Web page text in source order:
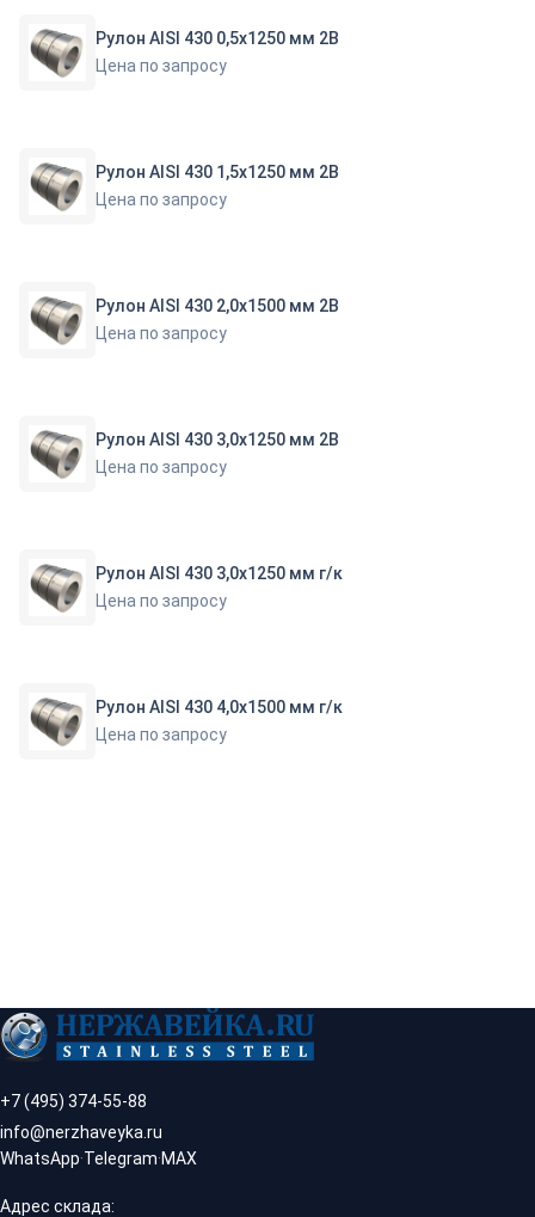
Рулон AISI 430 0,5х1250 мм 2В
Цена по запросу
Рулон AISI 430 1,5х1250 мм 2В
Цена по запросу
Рулон AISI 430 2,0х1500 мм 2В
Цена по запросу
Рулон AISI 430 3,0х1250 мм 2В
Цена по запросу
Рулон AISI 430 3,0х1250 мм г/к
Цена по запросу
Рулон AISI 430 4,0х1500 мм г/к
Цена по запросу
+7 (495) 374-55-88
info@nerzhaveyka.ru
WhatsApp·Telegram·MAX
Адрес склада: